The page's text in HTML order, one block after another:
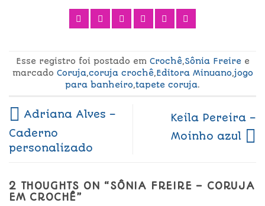
Esse registro foi postado em Crochê,Sônia Freiree
marcado Coruja,coruja crochê,Editora Minuano,jogo
para banheiro,tapete coruja.
Adriana Alves –
Caderno
personalizado
Keila Pereira –
Moinho azul
2 THOUGHTS ON “SÔNIA FREIRE – CORUJA
EM CROCHÊ”